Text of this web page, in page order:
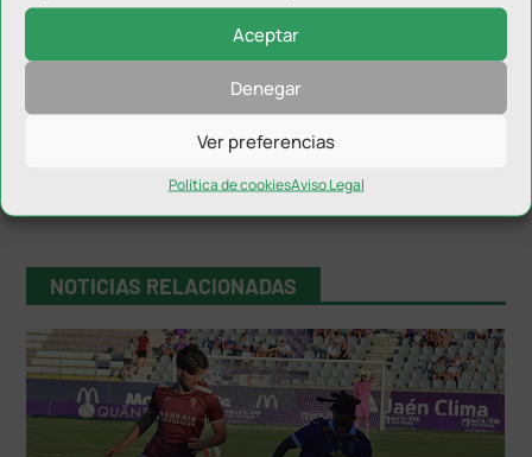
Aceptar
Denegar
Ver preferencias
Política de cookiesAviso Legal
NOTICIAS RELACIONADAS